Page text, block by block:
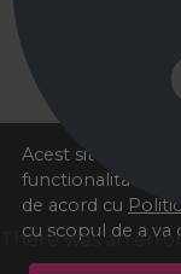
Acest site
functionalitatea
de acord cu
cu scopul de a
There was an